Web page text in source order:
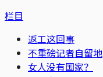
栏目
返工这回事
不重磅记者自留地
女人没有国家？